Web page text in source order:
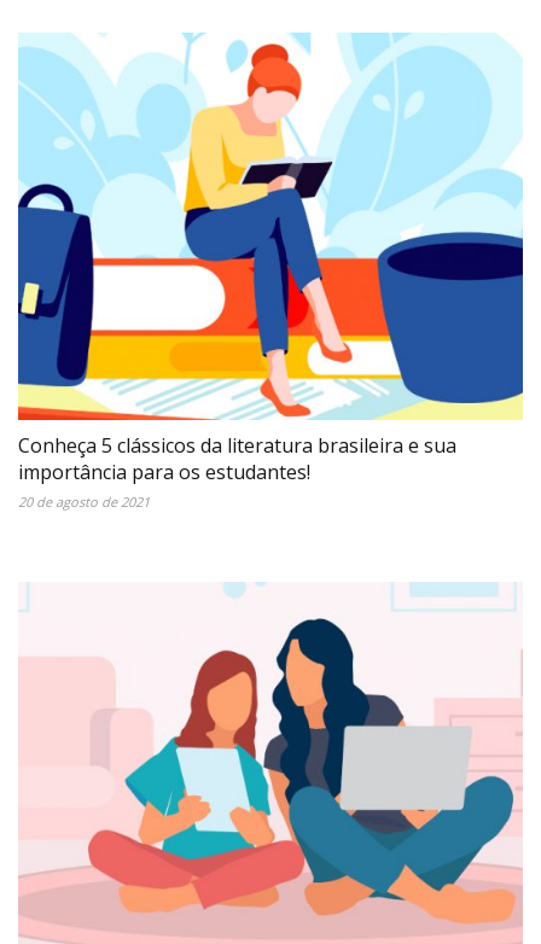
Conheça 5 clássicos da literatura brasileira e sua
importância para os estudantes!
20 de agosto de 2021